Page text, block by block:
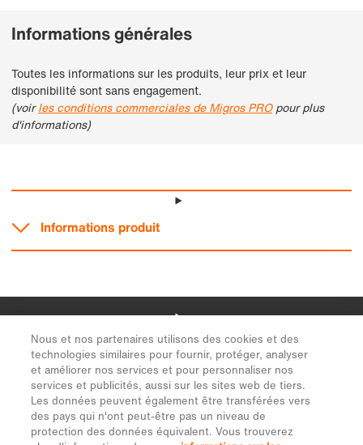
Nous et nos partenaires utilisons des cookies et des
technologies similaires pour fournir, protéger, analyser
et améliorer nos services et pour personnaliser nos
services et publicités, aussi sur les sites web de tiers.
Les données peuvent également être transférées vers
des pays qui n'ont peut-être pas un niveau de
protection des données équivalent. Vous trouverez